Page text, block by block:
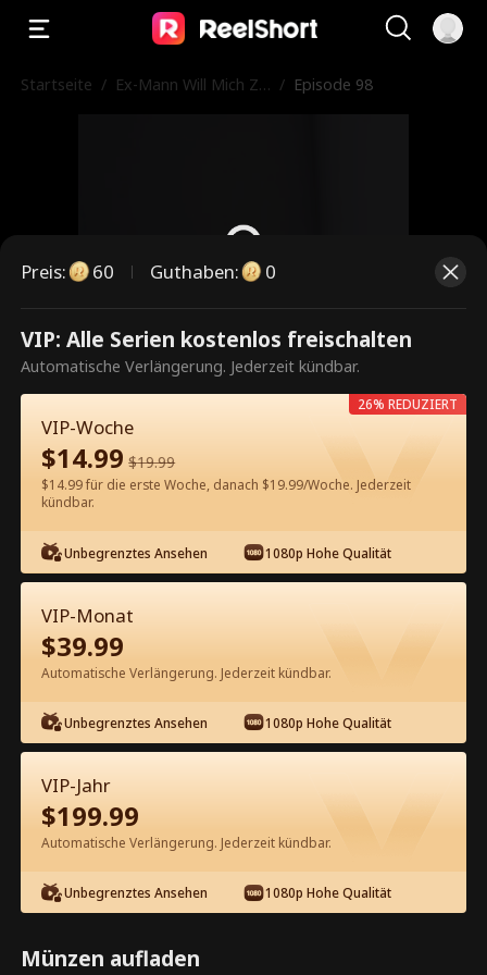
Startseite / Ex-Mann Will Mich Zu
/ Episode 98
Dies ist eine kostenpflichtige
Episode. Bitte entsperren, um
60 Jetzt entsperren
Kostenlos in der App ansehen
Episode 98 - Ex-Mann Will Mich
Zurück Kompletter Film
1-50 51-99
95 96 97 98 99
Preis: 60 Guthaben: 0
VIP: Alle Serien kostenlos freischalten
Automatische Verlängerung. Jederzeit kündbar.
VIP-Woche
$14.99 $19.99
$14.99 für die erste Woche, danach $19.99/Woche. Jederzeit
kündbar.
Unbegrenztes Ansehen 1080p Hohe Qualität
26% REDUZIERT
VIP-Monat
$39.99
Automatische Verlängerung. Jederzeit kündbar.
Unbegrenztes Ansehen 1080p Hohe Qualität
VIP-Jahr
$199.99
Automatische Verlängerung. Jederzeit kündbar.
Unbegrenztes Ansehen 1080p Hohe Qualität
Münzen aufladen